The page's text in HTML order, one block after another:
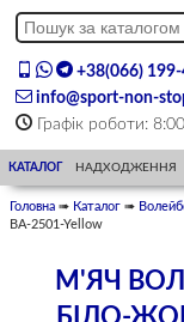
+38(066)
info@sport-non-
Графік роботи:
КАТАЛОГ НАДХОДЖЕННЯ
Головна ➠ Каталог ➠
BA-2501-Yellow
М'ЯЧ